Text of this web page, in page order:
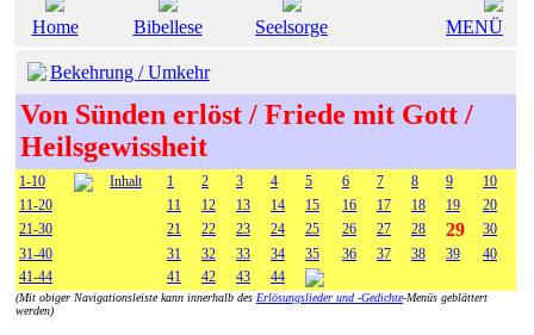
Home Bibellese Seelsorge MENÜ
Bekehrung / Umkehr
Von Sünden erlöst / Friede mit Gott /
Heilsgewissheit
1-10 Inhalt 1 2 3 4 5 6 7 8 9
10
11-20
11 12 13 14 15 16 17 18 19
20
21-30
21 22 23 24 25 26 27 28 29
30
31-40
31 32 33 34 35 36 37 38 39
40
41-44
41 42 43 44
(Mit obiger Navigationsleiste kann innerhalb des Erlösungslieder und -Gedichte-Menüs geblättert
werden)